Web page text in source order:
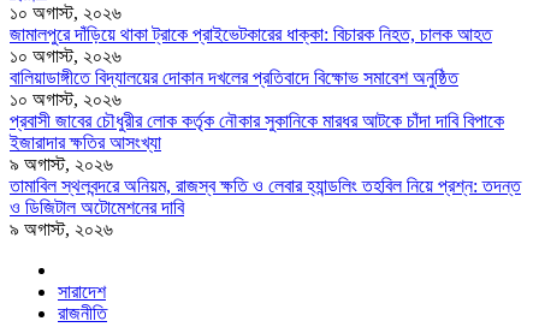
১০ অগাস্ট, ২০২৬
জামালপুরে দাঁড়িয়ে থাকা ট্রাকে প্রাইভেটকারের ধাক্কা: বিচারক নিহত, চালক আহত
১০ অগাস্ট, ২০২৬
বালিয়াডাঙ্গীতে বিদ্যালয়ের দোকান দখলের প্রতিবাদে বিক্ষোভ সমাবেশ অনুষ্ঠিত
১০ অগাস্ট, ২০২৬
প্রবাসী জাবের চৌধুরীর লোক কর্তৃক নৌকার সুকানিকে মারধর আটকে চাঁদা দাবি বিপাকে
ইজারাদার ক্ষতির আসংখ্যা
৯ অগাস্ট, ২০২৬
তামাবিল স্থলবন্দরে অনিয়ম, রাজস্ব ক্ষতি ও লেবার হ্যান্ডলিং তহবিল নিয়ে প্রশ্ন: তদন্ত
ও ডিজিটাল অটোমেশনের দাবি
৯ অগাস্ট, ২০২৬
সারাদেশ
রাজনীতি